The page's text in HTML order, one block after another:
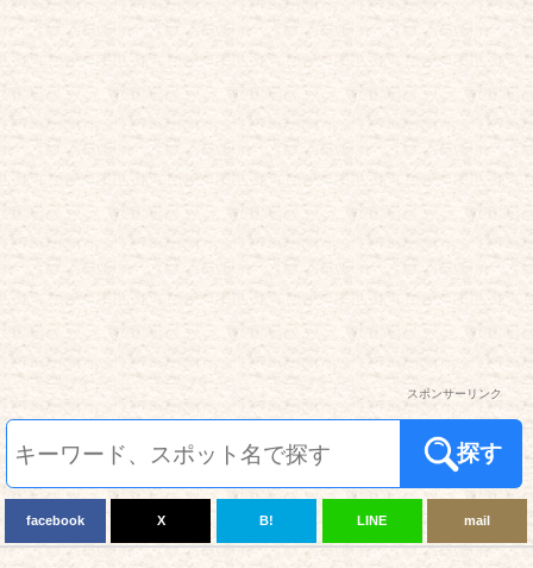
スポンサーリンク
探す
facebook X B! LINE mail